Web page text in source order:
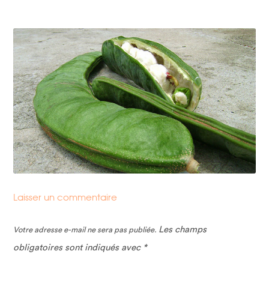
Laisser un commentaire
Votre adresse e-mail ne sera pas publiée. Les champs
obligatoires sont indiqués avec *